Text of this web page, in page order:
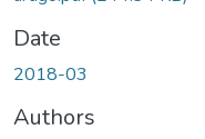
Date
2018-03
Authors